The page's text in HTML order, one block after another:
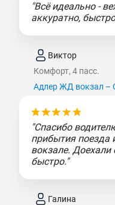
"Всё идеально -
аккуратно,
Виктор
Комфорт, 4 пасс.
Адлер ЖД вокзал –
"Спасибо
прибытия поезда
вокзале.
быстро."
Галина